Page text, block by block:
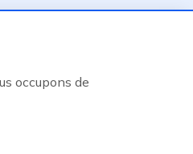
occupons de